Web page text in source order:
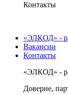
Контакты
«ЭЛКОД» -
Вакансии
Контакты
«ЭЛКОД» -
Доверие,